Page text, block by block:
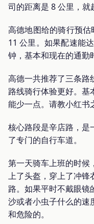
司的距离是 8 公里，就
高德地图给的骑行预
11 公里。如果配速能
钟，基本和现在的通勤
高德一共推荐了三条路
路线骑行体验更好。基
能少一点。请教小红书
核心路段是辛店路，是
了专门的自行车道。
第一天骑车上班的时候
上了头盔，穿上了冲锋
路。如果平时不戴眼
沙或者小虫子什么的速
和危险的。